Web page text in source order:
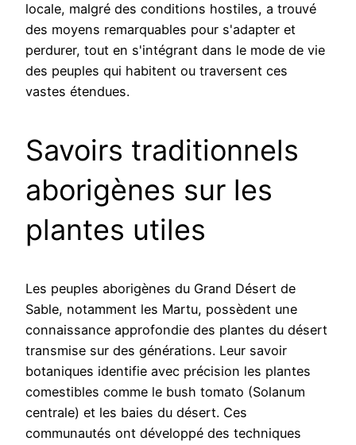
locale, malgré des conditions hostiles, a trouvé
des moyens remarquables pour s'adapter et
perdurer, tout en s'intégrant dans le mode de vie
des peuples qui habitent ou traversent ces
vastes étendues.
Savoirs traditionnels
aborigènes sur les
plantes utiles
Les peuples aborigènes du Grand Désert de
Sable, notamment les Martu, possèdent une
connaissance approfondie des plantes du désert
transmise sur des générations. Leur savoir
botaniques identifie avec précision les plantes
comestibles comme le bush tomato (Solanum
centrale) et les baies du désert. Ces
communautés ont développé des techniques